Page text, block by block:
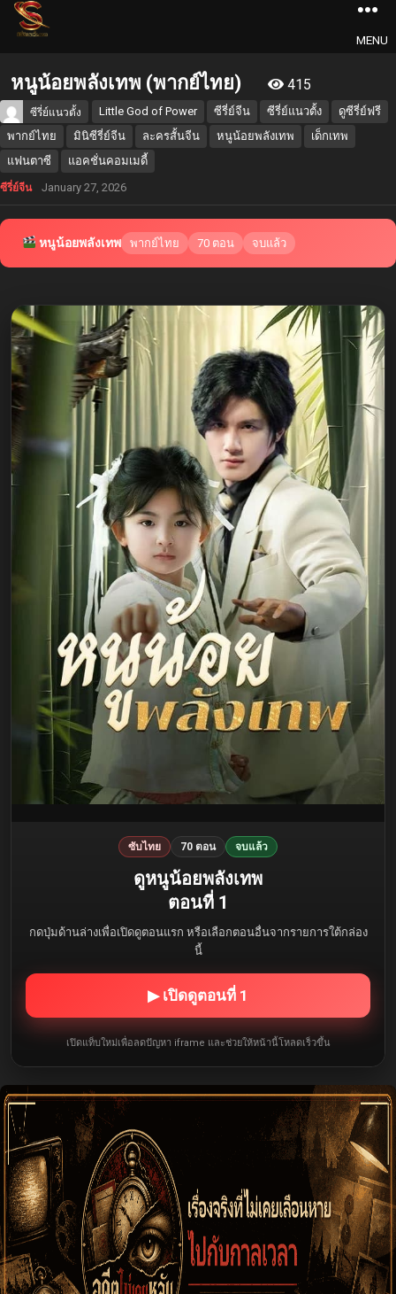
MENU
หนูน้อยพลังเทพ (พากย์ไทย) 415
ซีรี่ย์แนวตั้ง Little God of Power ซีรี่ย์จีน ซีรี่ย์แนวตั้ง
ดูซีรี่ย์ฟรี
พากย์ไทย
มินิซีรี่ย์จีน ละครสั้นจีน หนูน้อยพลังเทพ
เด็กเทพ
แฟนตาซี
แอคชั่นคอมเมดี้
ซีรี่ย์จีน January 27, 2026
หนูน้อยพลังเทพ พากย์ไทย 70 ตอน จบแล้ว
ซับไทย 70 ตอน จบแล้ว
ดูหนูน้อยพลังเทพ
ตอนที่ 1
กดปุ่มด้านล่างเพื่อเปิดดูตอนแรก หรือเลือกตอนอื่นจากรายการใต้กล่อง
นี้
▶ เปิดดูตอนที่ 1
เปิดแท็บใหม่เพื่อลดปัญหา iframe และช่วยให้หน้านี้โหลดเร็วขึ้น